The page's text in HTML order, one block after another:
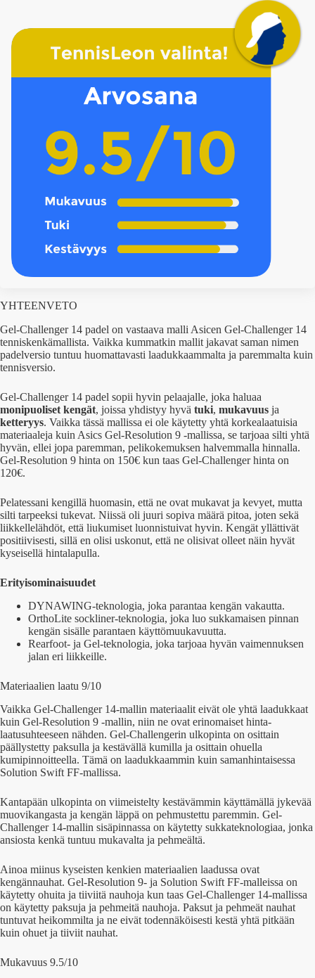
YHTEENVETO
Gel-Challenger 14 padel on vastaava malli Asicen Gel-Challenger 14
tenniskenkämallista. Vaikka kummatkin mallit jakavat saman nimen
padelversio tuntuu huomattavasti laadukkaammalta ja paremmalta kuin
tennisversio.
Gel-Challenger 14 padel sopii hyvin pelaajalle, joka haluaa
monipuoliset kengät, joissa yhdistyy hyvä tuki, mukavuus ja
ketteryys. Vaikka tässä mallissa ei ole käytetty yhtä korkealaatuisia
materiaaleja kuin Asics Gel-Resolution 9 -mallissa, se tarjoaa silti yhtä
hyvän, ellei jopa paremman, pelikokemuksen halvemmalla hinnalla.
Gel-Resolution 9 hinta on 150€ kun taas Gel-Challenger hinta on
120€.
Pelatessani kengillä huomasin, että ne ovat mukavat ja kevyet, mutta
silti tarpeeksi tukevat. Niissä oli juuri sopiva määrä pitoa, joten sekä
liikkellelähdöt, että liukumiset luonnistuivat hyvin. Kengät yllättivät
positiivisesti, sillä en olisi uskonut, että ne olisivat olleet näin hyvät
kyseisellä hintalapulla.
Erityisominaisuudet
DYNAWING-teknologia, joka parantaa kengän vakautta.
OrthoLite sockliner-teknologia, joka luo sukkamaisen pinnan
kengän sisälle parantaen käyttömuukavuutta.
Rearfoot- ja Gel-teknologia, joka tarjoaa hyvän vaimennuksen
jalan eri liikkeille.
Materiaalien laatu 9/10
Vaikka Gel-Challenger 14-mallin materiaalit eivät ole yhtä laadukkaat
kuin Gel-Resolution 9 -mallin, niin ne ovat erinomaiset hinta-
laatusuhteeseen nähden. Gel-Challengerin ulkopinta on osittain
päällystetty paksulla ja kestävällä kumilla ja osittain ohuella
kumipinnoitteella. Tämä on laadukkaammin kuin samanhintaisessa
Solution Swift FF-mallissa.
Kantapään ulkopinta on viimeistelty kestävämmin käyttämällä jykevää
muovikangasta ja kengän läppä on pehmustettu paremmin. Gel-
Challenger 14-mallin sisäpinnassa on käytetty sukkateknologiaa, jonka
ansiosta kenkä tuntuu mukavalta ja pehmeältä.
Ainoa miinus kyseisten kenkien materiaalien laadussa ovat
kengännauhat. Gel-Resolution 9- ja Solution Swift FF-malleissa on
käytetty ohuita ja tiiviitä nauhoja kun taas Gel-Challenger 14-mallissa
on käytetty paksuja ja pehmeitä nauhoja. Paksut ja pehmeät nauhat
tuntuvat heikommilta ja ne eivät todennäköisesti kestä yhtä pitkään
kuin ohuet ja tiiviit nauhat.
Mukavuus 9.5/10